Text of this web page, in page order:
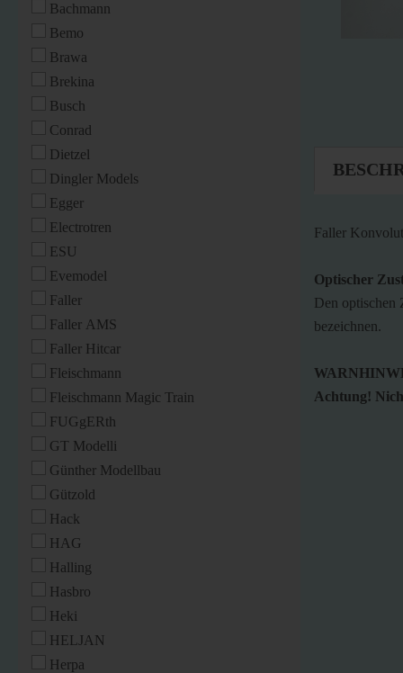
Faller
Optischer
Den optischen
bezeichnen.
Achtung!
Bachmann
Bemo
Brawa
Brekina
Busch
Conrad
Dietzel
Dingler Models
Egger
Electrotren
ESU
Evemodel
Faller
Faller AMS
Faller Hitcar
Fleischmann
Fleischmann Magic Train
FUGgERth
GT Modelli
Günther Modellbau
Gützold
Hack
HAG
Halling
Hasbro
Heki
HELJAN
Herpa